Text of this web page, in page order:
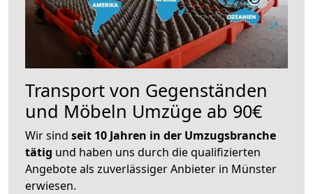
Transport von Gegenständen
und Möbeln Umzüge ab 90€
Wir sind seit 10 Jahren in der Umzugsbranche
tätig und haben uns durch die qualifizierten
Angebote als zuverlässiger Anbieter in Münster
erwiesen.